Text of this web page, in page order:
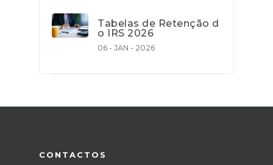
Tabelas de Retenção d
o IRS 2026
06 - JAN - 2026
CONTACTOS